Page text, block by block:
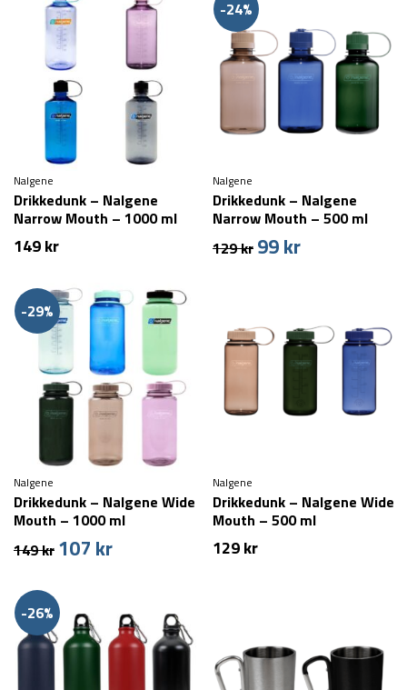
Nalgene
Drikkedunk – Nalgene
Narrow Mouth – 1000 ml
149kr
-24%
Nalgene
Drikkedunk – Nalgene
Narrow Mouth – 500 ml
129kr Den
129 kr.
99krDen
99 kr.
-29%
Nalgene
Drikkedunk – Nalgene Wide
Mouth – 1000 ml
149kr Den
var:
149 kr.
107 krDen
107 kr.
Nalgene
Drikkedunk – Nalgene Wide
Mouth – 500 ml
129kr
-26%